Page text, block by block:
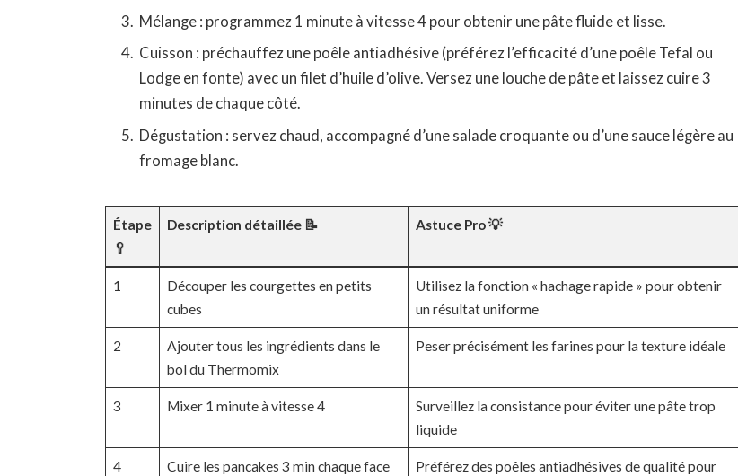
Mélange : programmez 1 minute à vitesse 4 pour obtenir une pâte fluide et lisse.
Cuisson : préchauffez une poêle antiadhésive (préférez l’efficacité d’une poêle Tefal ou
Lodge en fonte) avec un filet d’huile d’olive. Versez une louche de pâte et laissez cuire 3
minutes de chaque côté.
Dégustation : servez chaud, accompagné d’une salade croquante ou d’une sauce légère au
fromage blanc.
Étape
🥄
Description détaillée 📝 Astuce Pro 💡
1
Découper les courgettes en petits
cubes
Utilisez la fonction « hachage rapide » pour obtenir
un résultat uniforme
2
Ajouter tous les ingrédients dans le
bol du Thermomix
Peser précisément les farines pour la texture idéale
3 Mixer 1 minute à vitesse 4
Surveillez la consistance pour éviter une pâte trop
liquide
4 Cuire les pancakes 3 min chaque face
Préférez des poêles antiadhésives de qualité pour